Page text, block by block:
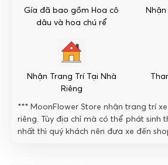
Thủy
số
Gía đã bao gồm Hoa cô
dâu và hoa chú rể
Nhận Trang Trí Tại Nhà
Riêng
*** MoonFlower Store nhận trang trí
riêng. Tùy địa chỉ mà có thể phát sinh
nhất thì quý khách nên đưa xe đến